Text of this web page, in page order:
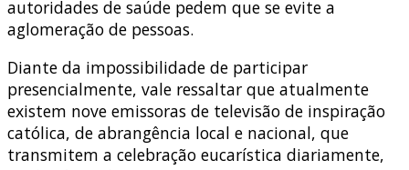
autoridades de saúde pedem que se evite a
aglomeração de pessoas.
Diante da impossibilidade de participar
presencialmente, vale ressaltar que atualmente
existem nove emissoras de televisão de inspiração
católica, de abrangência local e nacional, que
transmitem a celebração eucarística diariamente,